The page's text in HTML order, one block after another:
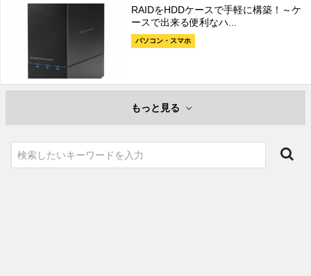
RAIDをHDDケースで手軽に構築！～ケ
ースで出来る便利なハ...
パソコン・スマホ
もっと見る